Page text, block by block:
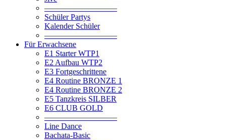
—————————
Schüler Partys
Kalender Schüler
—————————
Für Erwachsene
E1 Starter WTP1
E2 Aufbau WTP2
E3 Fortgeschrittene
E4 Routine BRONZE 1
E4 Routine BRONZE 2
E5 Tanzkreis SILBER
E6 CLUB GOLD
—————————
Line Dance
Bachata-Basic